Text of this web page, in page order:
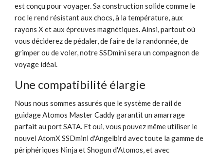
est conçu pour voyager. Sa construction solide comme le
roc le rend résistant aux chocs, à la température, aux
rayons X et aux épreuves magnétiques. Ainsi, partout où
vous déciderez de pédaler, de faire de la randonnée, de
grimper ou de voler, notre SSDmini sera un compagnon de
voyage idéal.
Une compatibilité élargie
Nous nous sommes assurés que le système de rail de
guidage Atomos Master Caddy garantit un amarrage
parfait au port SATA. Et oui, vous pouvez même utiliser le
nouvel AtomX SSDmini d'Angelbird avec toute la gamme de
périphériques Ninja et Shogun d'Atomos, et avec